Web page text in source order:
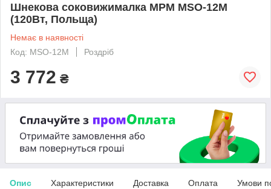
Шнекова соковижималка MPM MSO-12М
(120Вт, Польща)
Немає в наявності
Код: MSO-12М
Роздріб
3 772 ₴
Опис Характеристики Доставка Оплата Умови